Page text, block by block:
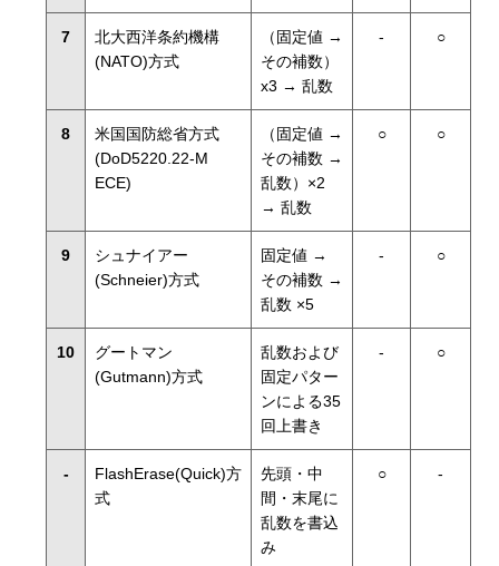
7
北大西洋条約機構
(NATO)方式
（固定値 →
その補数）
x3 → 乱数
- ○
8
米国国防総省方式
(DoD5220.22-M
ECE)
（固定値 →
その補数 →
乱数）×2
→ 乱数
○ ○
9
シュナイアー
(Schneier)方式
固定値 →
その補数 →
乱数 ×5
- ○
10
グートマン
(Gutmann)方式
乱数および
固定パター
ンによる35
回上書き
- ○
-
FlashErase(Quick)方
式
先頭・中
間・末尾に
乱数を書込
み
○ -